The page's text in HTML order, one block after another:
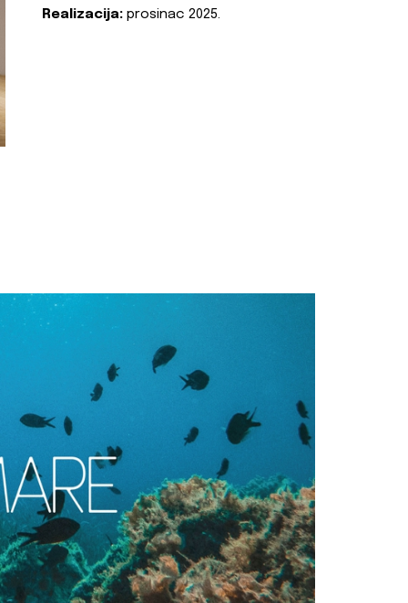
Realizacija: prosinac 2025.